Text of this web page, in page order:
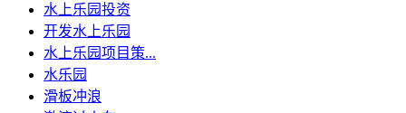
水上乐园投资
开发水上乐园
水上乐园项目策...
水乐园
滑板冲浪